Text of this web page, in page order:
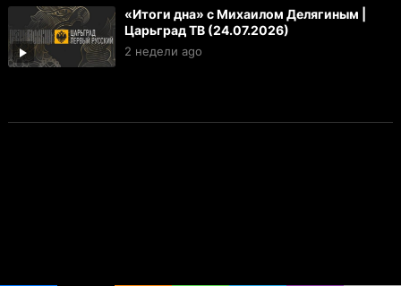
«Итоги дна» с Михаилом Делягиным |
Царьград ТВ (24.07.2026)
2 недели ago